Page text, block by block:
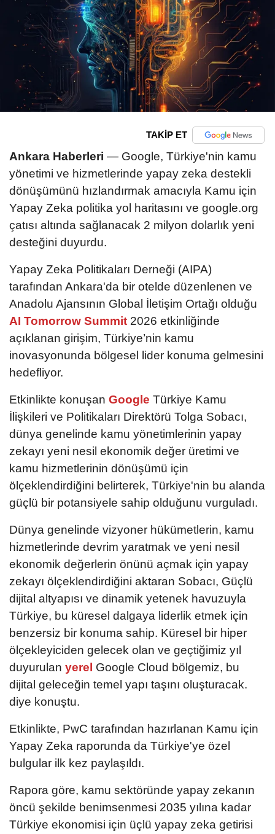
TAKİP ET
Ankara Haberleri — Google, Türkiye'nin kamu
yönetimi ve hizmetlerinde yapay zeka destekli
dönüşümünü hızlandırmak amacıyla Kamu için
Yapay Zeka politika yol haritasını ve google.org
çatısı altında sağlanacak 2 milyon dolarlık yeni
desteğini duyurdu.
Yapay Zeka Politikaları Derneği (AIPA)
tarafından Ankara'da bir otelde düzenlenen ve
Anadolu Ajansının Global İletişim Ortağı olduğu
AI Tomorrow Summit 2026 etkinliğinde
açıklanan girişim, Türkiye’nin kamu
inovasyonunda bölgesel lider konuma gelmesini
hedefliyor.
Etkinlikte konuşan Google Türkiye Kamu
İlişkileri ve Politikaları Direktörü Tolga Sobacı,
dünya genelinde kamu yönetimlerinin yapay
zekayı yeni nesil ekonomik değer üretimi ve
kamu hizmetlerinin dönüşümü için
ölçeklendirdiğini belirterek, Türkiye'nin bu alanda
güçlü bir potansiyele sahip olduğunu vurguladı.
Dünya genelinde vizyoner hükümetlerin, kamu
hizmetlerinde devrim yaratmak ve yeni nesil
ekonomik değerlerin önünü açmak için yapay
zekayı ölçeklendirdiğini aktaran Sobacı, Güçlü
dijital altyapısı ve dinamik yetenek havuzuyla
Türkiye, bu küresel dalgaya liderlik etmek için
benzersiz bir konuma sahip. Küresel bir hiper
ölçekleyiciden gelecek olan ve geçtiğimiz yıl
duyurulan yerel Google Cloud bölgemiz, bu
dijital geleceğin temel yapı taşını oluşturacak.
diye konuştu.
Etkinlikte, PwC tarafından hazırlanan Kamu için
Yapay Zeka raporunda da Türkiye'ye özel
bulgular ilk kez paylaşıldı.
Rapora göre, kamu sektöründe yapay zekanın
öncü şekilde benimsenmesi 2035 yılına kadar
Türkiye ekonomisi için üçlü yapay zeka getirisi